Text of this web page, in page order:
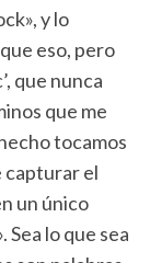
y lo
eso, pero
que nunca
que me
tocamos
capturar el
un único
lo que sea